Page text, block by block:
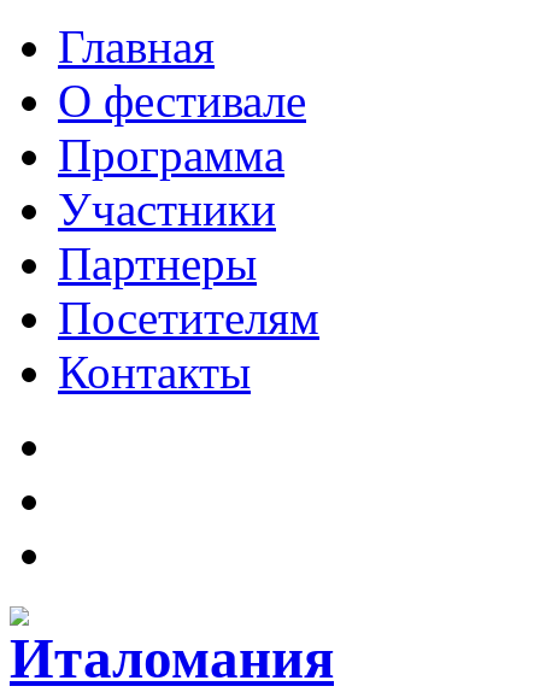
Главная
О фестивале
Программа
Участники
Партнеры
Посетителям
Контакты